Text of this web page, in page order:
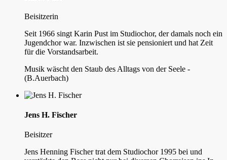
Beisitzerin
Seit 1966 singt Karin Pust im Studiochor, der damals noch ein
Jugendchor war. Inzwischen ist sie pensioniert und hat Zeit
für die Vorstandsarbeit.
Musik wäscht den Staub des Alltags von der Seele -
(B.Auerbach)
Jens H. Fischer
Beisitzer
Jens Henning Fischer trat dem Studiochor 1995 bei und